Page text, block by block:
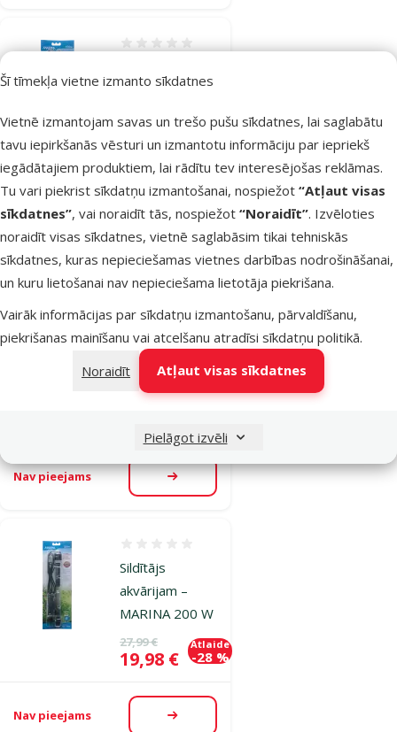
Šī tīmekļa vietne izmanto sīkdatnes
Vietnē izmantojam savas un trešo pušu sīkdatnes, lai saglabātu
tavu iepirkšanās vēsturi un izmantotu informāciju par iepriekš
iegādātajiem produktiem, lai rādītu tev interesējošas reklāmas.
Tu vari piekrist sīkdatņu izmantošanai, nospiežot “Atļaut visas
sīkdatnes”, vai noraidīt tās, nospiežot “Noraidīt”. Izvēloties
noraidīt visas sīkdatnes, vietnē saglabāsim tikai tehniskās
sīkdatnes, kuras nepieciešamas vietnes darbības nodrošināšanai,
un kuru lietošanai nav nepieciešama lietotāja piekrišana.
Vairāk informācijas par sīkdatņu izmantošanu, pārvaldīšanu,
piekrišanas mainīšanu vai atcelšanu atradīsi sīkdatņu politikā.
Noraidīt
Atļaut visas sīkdatnes
Pielāgot izvēli
akvārijam –
MARINA 100 W
Atsauksmes 0%
Oriģinālā cena
26,99 €
Cena
19,98 €
Atlaide
-25 %
Noliktavā Pievienot grozam
akvārijam –
MARINA 25 W
mini
Atsauksmes 0%
Oriģinālā cena
23,99 €
Nav pieejams Apskatīt
Sildītājs
akvārijam –
MARINA 200 W
Oriģinālā cena
27,99 €
Cena
19,98 €
Atlaide
-28 %
Nav pieejams Apskatīt